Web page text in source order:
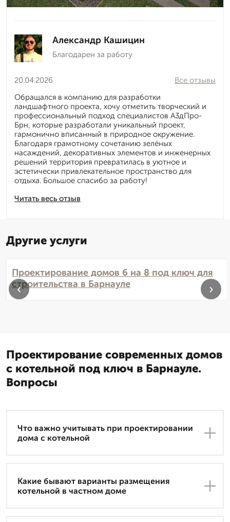
Александр Кашицин
Благодарен за работу
20.04.2026
Читать весь отзыв
Все отзывы
Обращался в компанию для разработки
ландшафтного проекта, хочу отметить творческий и
профессиональный подход специалистов А3дПро-
Брн, которые разработали уникальный проект,
гармонично вписанный в природное окружение.
Благодаря грамотному сочетанию зелёных
насаждений, декоративных элементов и инженерных
решений территория превратилась в уютное и
эстетически привлекательное пространство для
отдыха. Большое спасибо за работу!
Другие услуги
Проектирование домов 6 на 8 под ключ для
строительства в Барнауле
‹ ›
Проектирование современных домов
с котельной под ключ в Барнауле.
Вопросы
Что важно учитывать при проектировании
дома с котельной
Какие бывают варианты размещения
котельной в частном доме